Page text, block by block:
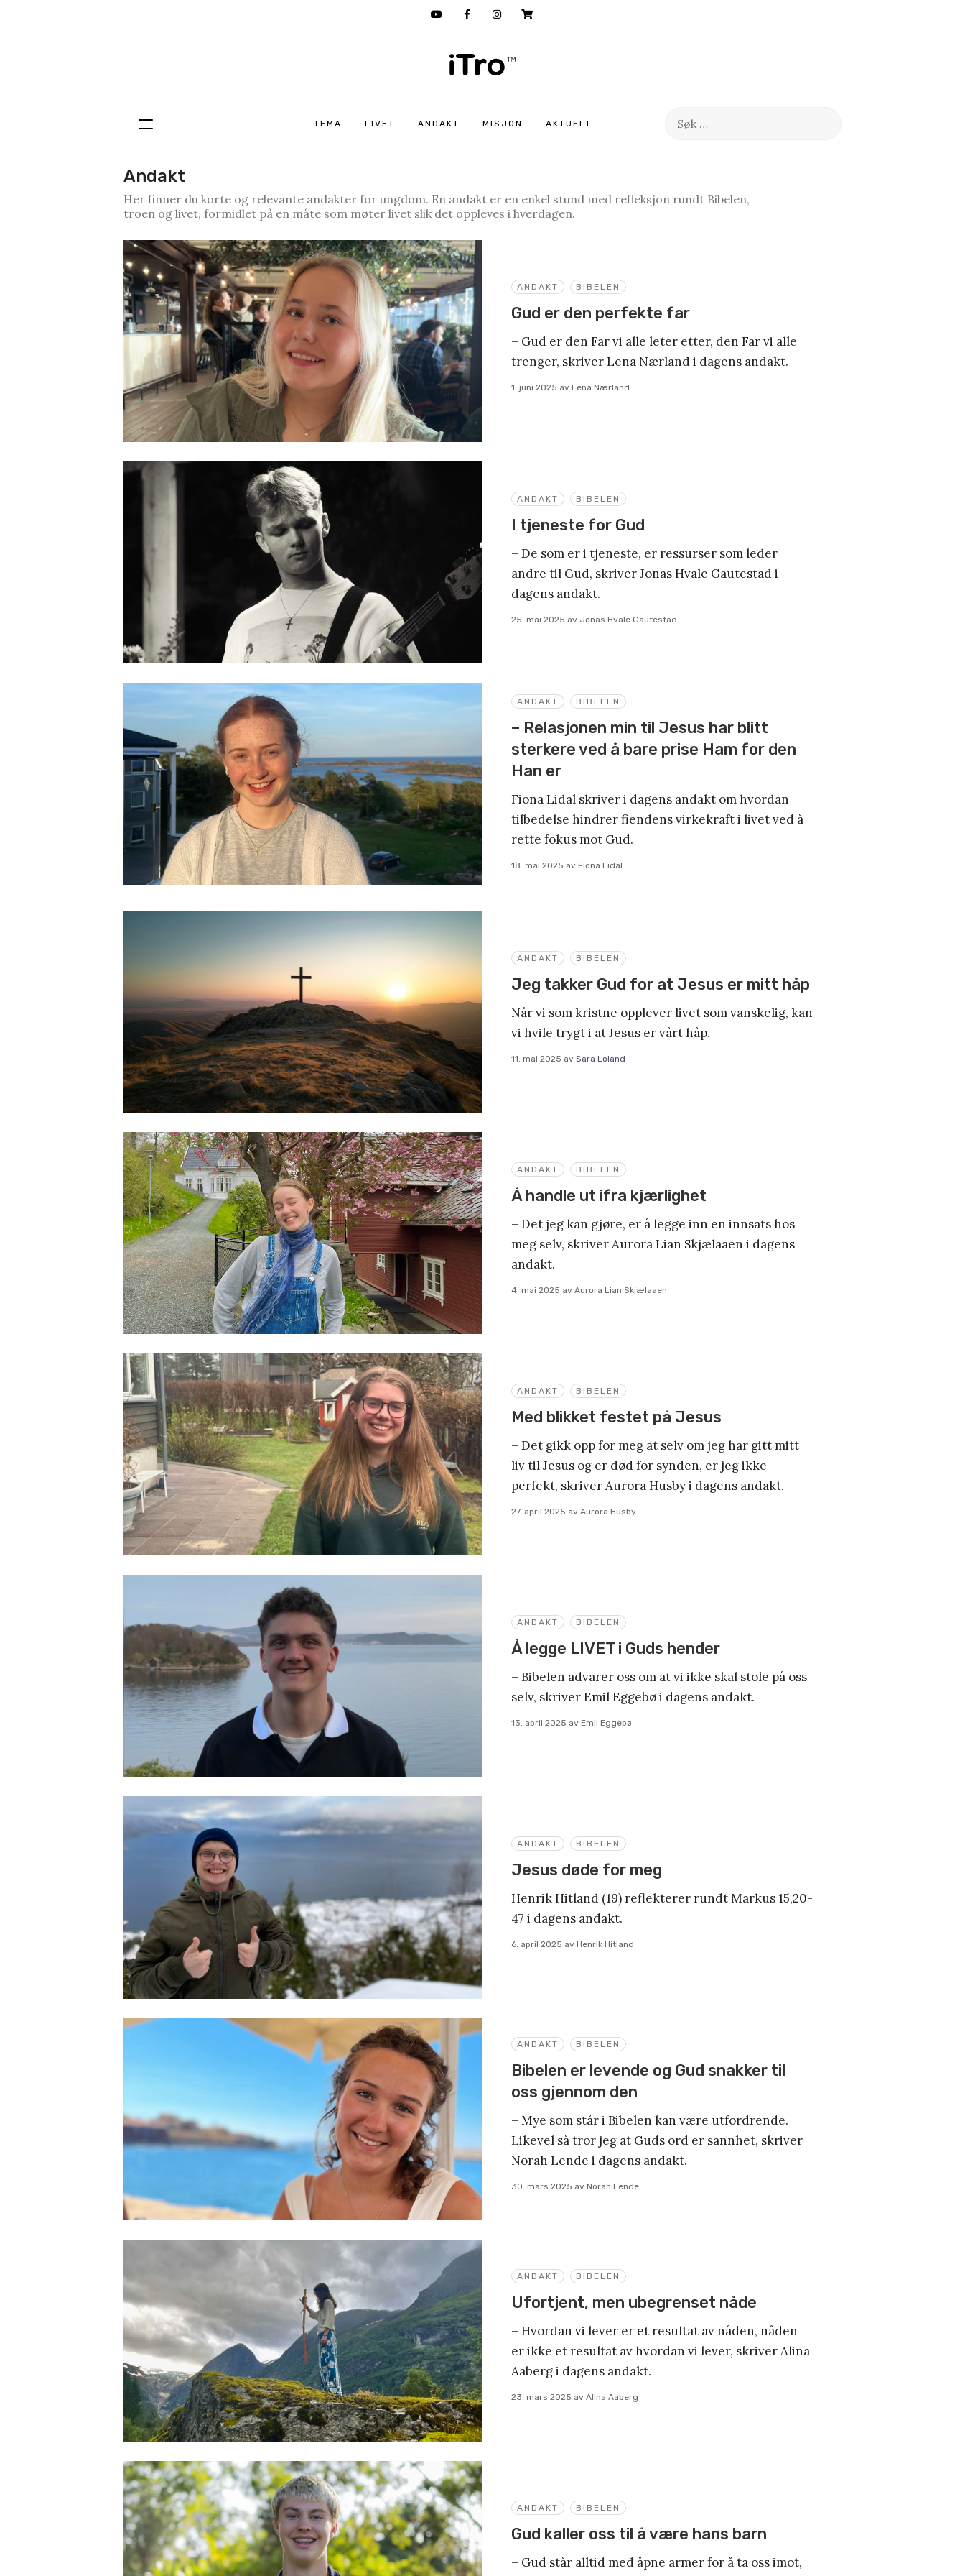
TEMA LIVET ANDAKT MISJON AKTUELT
Søk
Hopp
innhold
Andakt
Her finner du korte og relevante andakter for ungdom. En andakt er en enkel stund med refleksjon rundt Bibelen,
troen og livet, formidlet på en måte som møter livet slik det oppleves i hverdagen.
ANDAKT BIBELEN
Gud er den perfekte far
– Gud er den Far vi alle leter etter, den Far vi alle
trenger, skriver Lena Nærland i dagens andakt.
1. juni 2025 av Lena Nærland
ANDAKT BIBELEN
I tjeneste for Gud
– De som er i tjeneste, er ressurser som leder
andre til Gud, skriver Jonas Hvale Gautestad i
dagens andakt.
25. mai 2025 av Jonas Hvale Gautestad
ANDAKT BIBELEN
– Relasjonen min til Jesus har blitt
sterkere ved å bare prise Ham for den
Han er
Fiona Lidal skriver i dagens andakt om hvordan
tilbedelse hindrer fiendens virkekraft i livet ved å
rette fokus mot Gud.
18. mai 2025 av Fiona Lidal
ANDAKT BIBELEN
Jeg takker Gud for at Jesus er mitt håp
Når vi som kristne opplever livet som vanskelig, kan
vi hvile trygt i at Jesus er vårt håp.
11. mai 2025 av Sara Loland
ANDAKT BIBELEN
Å handle ut ifra kjærlighet
– Det jeg kan gjøre, er å legge inn en innsats hos
meg selv, skriver Aurora Lian Skjælaaen i dagens
andakt.
4. mai 2025 av Aurora Lian Skjælaaen
ANDAKT BIBELEN
Med blikket festet på Jesus
– Det gikk opp for meg at selv om jeg har gitt mitt
liv til Jesus og er død for synden, er jeg ikke
perfekt, skriver Aurora Husby i dagens andakt.
27. april 2025 av Aurora Husby
ANDAKT BIBELEN
Å legge LIVET i Guds hender
– Bibelen advarer oss om at vi ikke skal stole på oss
selv, skriver Emil Eggebø i dagens andakt.
13. april 2025 av Emil Eggebø
ANDAKT BIBELEN
Jesus døde for meg
Henrik Hitland (19) reflekterer rundt Markus 15,20-
47 i dagens andakt.
6. april 2025 av Henrik Hitland
ANDAKT BIBELEN
Bibelen er levende og Gud snakker til
oss gjennom den
– Mye som står i Bibelen kan være utfordrende.
Likevel så tror jeg at Guds ord er sannhet, skriver
Norah Lende i dagens andakt.
30. mars 2025 av Norah Lende
ANDAKT BIBELEN
Ufortjent, men ubegrenset nåde
– Hvordan vi lever er et resultat av nåden, nåden
er ikke et resultat av hvordan vi lever, skriver Alina
Aaberg i dagens andakt.
23. mars 2025 av Alina Aaberg
ANDAKT BIBELEN
Gud kaller oss til å være hans barn
– Gud står alltid med åpne armer for å ta oss imot,